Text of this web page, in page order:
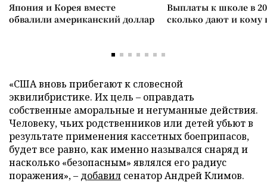
Япония и Корея вместе
обвалили американский доллар
Выплаты к школе в
сколько дают и
«США вновь прибегают к словесной
эквилибристике. Их цель – оправдать
собственные аморальные и негуманные действия.
Человеку, чьих родственников или детей убьют в
результате применения кассетных боеприпасов,
будет все равно, как именно назывался снаряд и
насколько «безопасным» являлся его радиус
поражения», – добавил сенатор Андрей Климов.